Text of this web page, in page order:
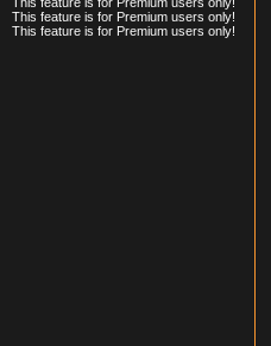
This feature is for Premium users only!
This feature is for Premium users only!